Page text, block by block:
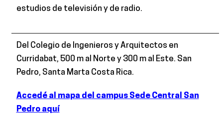
estudios de televisión y de radio.
Del Colegio de Ingenieros y Arquitectos en
Curridabat, 500 m al Norte y 300 m al Este. San
Pedro, Santa Marta Costa Rica.
Accedé al mapa del campus Sede Central San
Pedro aquí